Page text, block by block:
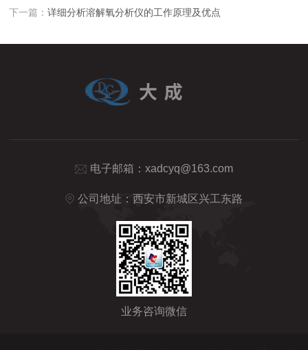
下一篇：详细分析溶解氧分析仪的工作原理及优点
电子邮箱： xadcyq@163.com
公司地址：西安市新城区兴工东路
业务咨询微信